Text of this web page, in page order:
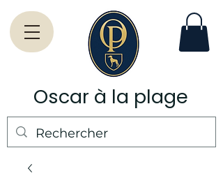
Oscar à la plage